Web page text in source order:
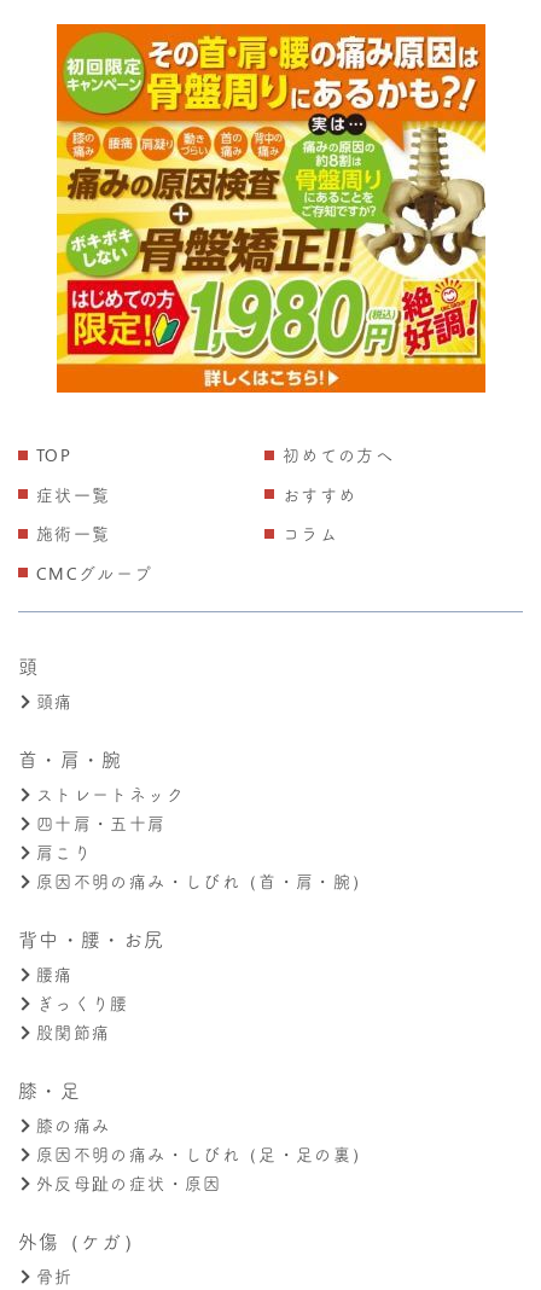
TOP
初めての方へ
症状一覧
おすすめ
施術一覧
コラム
CMCグループ
頭
頭痛
首・肩・腕
ストレートネック
四十肩・五十肩
肩こり
原因不明の痛み・しびれ（首・肩・腕）
背中・腰・お尻
腰痛
ぎっくり腰
股関節痛
膝・足
膝の痛み
原因不明の痛み・しびれ（足・足の裏）
外反母趾の症状・原因
外傷（ケガ）
骨折